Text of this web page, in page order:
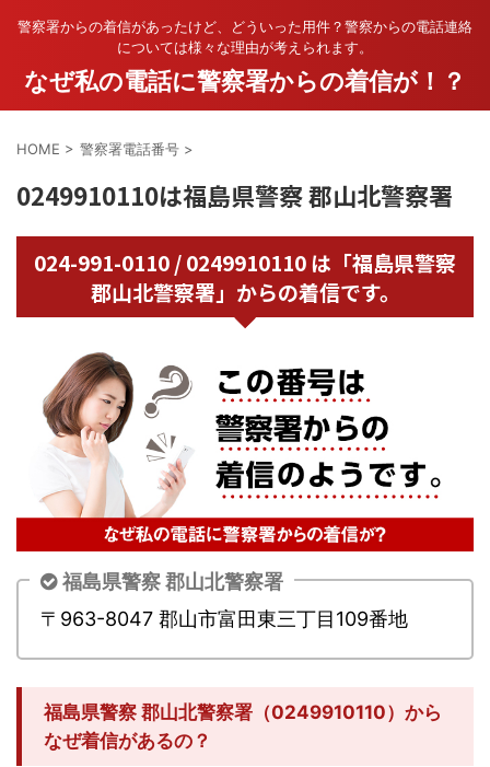
警察署からの着信があったけど、どういった用件？警察からの電話連絡
については様々な理由が考えられます。
なぜ私の電話に警察署からの着信が！？
HOME > 警察署電話番号 >
0249910110は福島県警察 郡山北警察署
024-991-0110 / 0249910110 は「福島県警察
郡山北警察署」からの着信です。
福島県警察 郡山北警察署
〒963-8047 郡山市富田東三丁目109番地
福島県警察 郡山北警察署（0249910110）から
なぜ着信があるの？